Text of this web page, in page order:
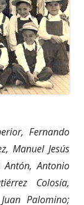
Fernando
Manuel Jesús
Antón, Antonio
Colosía,
Palomino;